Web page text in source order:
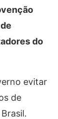
do
evitar
de